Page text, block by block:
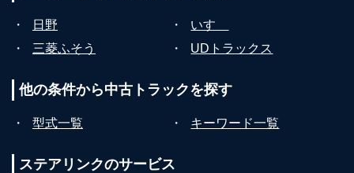
・ 日野 ・
いすゞ
・
三菱ふそう ・ UDトラックス
他の条件から中古トラックを探す
・ 型式一覧 ・ キーワード一覧
ステアリンクのサービス